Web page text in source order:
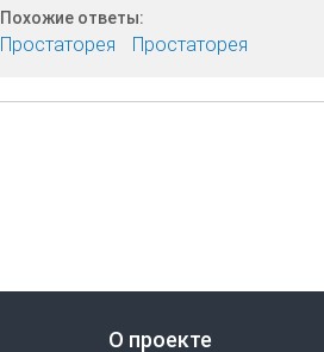
Похожие ответы:
Простаторея Простаторея
О проекте